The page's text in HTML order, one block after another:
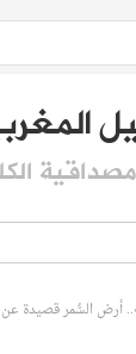
أرض السُّمر قصيدة عن